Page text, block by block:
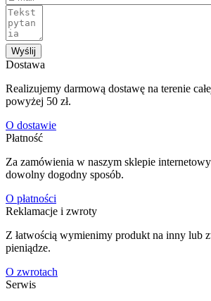
Wyślij
Dostawa
Realizujemy darmową dostawę na terenie
powyżej 50 zł.
O dostawie
Płatność
Za zamówienia w naszym sklepie
dowolny dogodny sposób.
O płatności
Reklamacje i zwroty
Z łatwością wymienimy produkt na inny lub
pieniądze.
O zwrotach
Serwis